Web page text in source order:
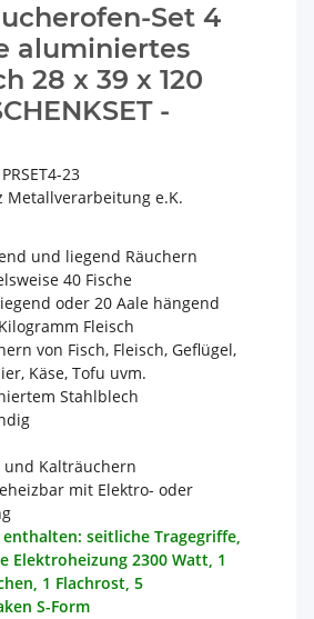
Set 4
aluminiertes
28 x 39 x 120
-
PRSET4-23
Metallverarbeitung e.K.
und liegend Räuchern
40 Fische
oder 20 Aale hängend
Fleisch
von Fisch, Fleisch, Geflügel,
Käse, Tofu uvm.
Stahlblech
und Kalträuchern
mit Elektro- oder
seitliche Tragegriffe,
Elektroheizung 2300 Watt, 1
1 Flachrost, 5
S-Form